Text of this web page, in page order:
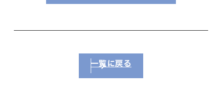
松吉建設株式会社
一覧に戻る